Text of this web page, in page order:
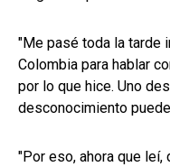
"Me pasé toda la tarde
Colombia para hablar
por lo que hice. Uno
desconocimiento
"Por eso, ahora que leí,